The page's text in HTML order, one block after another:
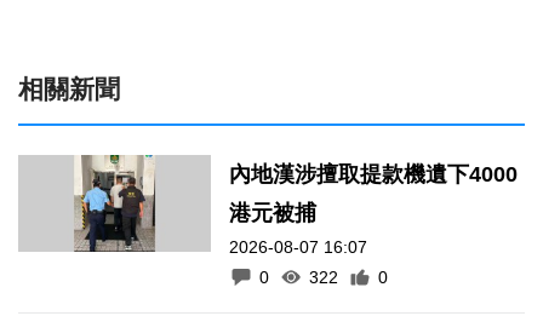
相關新聞
內地漢涉擅取提款機遺下4000
港元被捕
2026-08-07 16:07
0
322 0